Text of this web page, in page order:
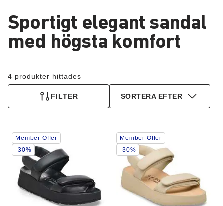
Sportigt elegant sandal
med högsta komfort
4 produkter hittades
FILTER SORTERA EFTER
Interaktion
med
provfärger
kommer
uppdatera
produktbilden
Member Offer
-30%
Interaktion
med
provfärger
kommer
uppdatera
produktbilden
Member Offer
-30%